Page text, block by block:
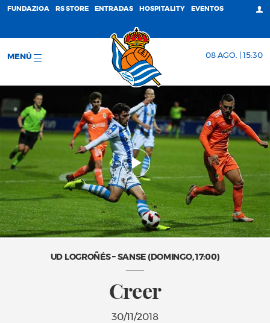
FUNDAZIOA RS STORE ENTRADAS HOSPITALITY EVENTOS
MENÚ 08 AGO. | 15:30
UD LOGROÑÉS – SANSE (DOMINGO, 17:00)
Creer
30/11/2018